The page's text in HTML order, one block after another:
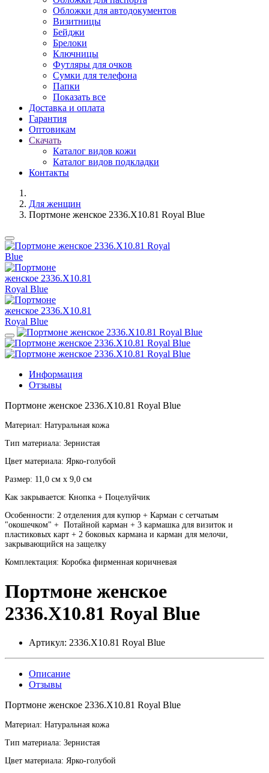
Обложки для автодокументов
Визитницы
Бейджи
Брелоки
Ключницы
Футляры для очков
Сумки для телефона
Папки
Показать все
Доставка и оплата
Гарантия
Оптовикам
Скачать
Каталог видов кожи
Каталог видов подкладки
Контакты
Для женщин
Портмоне женское 2336.X10.81 Royal Blue
Информация
Отзывы
Портмоне женское 2336.X10.81 Royal Blue
Материал: Натуральная кожа
Тип материала: Зернистая
Цвет материала: Ярко-голубой
Размер: 11,0 см х 9,0 см
Как закрывается: Кнопка + Поцелуйчик
Особенности: 2 отделения для купюр + Карман с сетчатым
"окошечком" + Потайной карман + 3 кармашка для визиток и
пластиковых карт + 2 боковых кармана и карман для мелочи,
закрывающийся на защелку
Комплектация: Коробка фирменная коричневая
Портмоне женское
2336.X10.81 Royal Blue
Артикул: 2336.X10.81 Royal Blue
Описание
Отзывы
Портмоне женское 2336.X10.81 Royal Blue
Материал: Натуральная кожа
Тип материала: Зернистая
Цвет материала: Ярко-голубой